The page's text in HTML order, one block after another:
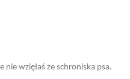
wzięłaś ze schroniska psa.